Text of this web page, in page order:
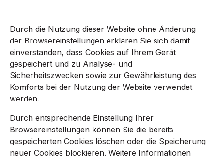
Durch die Nutzung dieser Website ohne Änderung
der Browsereinstellungen erklären Sie sich damit
einverstanden, dass Cookies auf Ihrem Gerät
gespeichert und zu Analyse- und
Sicherheitszwecken sowie zur Gewährleistung des
Komforts bei der Nutzung der Website verwendet
werden.
Durch entsprechende Einstellung Ihrer
Browsereinstellungen können Sie die bereits
gespeicherten Cookies löschen oder die Speicherung
neuer Cookies blockieren. Weitere Informationen